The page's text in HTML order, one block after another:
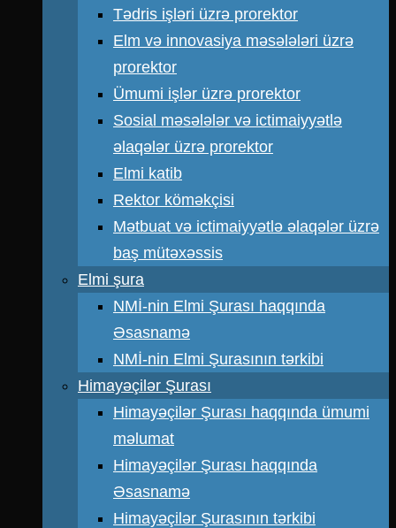
Tədris işləri üzrə prorektor
Elm və innovasiya məsələləri üzrə
prorektor
Ümumi işlər üzrə prorektor
Sosial məsələlər və ictimaiyyətlə
əlaqələr üzrə prorektor
Elmi katib
Rektor köməkçisi
Mətbuat və ictimaiyyətlə əlaqələr üzrə
baş mütəxəssis
Elmi şura
NMİ-nin Elmi Şurası haqqında
Əsasnamə
NMİ-nin Elmi Şurasının tərkibi
Himayəçilər Şurası
Himayəçilər Şurası haqqında ümumi
məlumat
Himayəçilər Şurası haqqında
Əsasnamə
Himayəçilər Şurasının tərkibi